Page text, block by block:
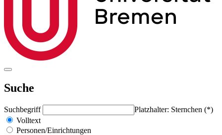
Suche
Suchbegriff
Platzhalter: Sternchen (*)
Volltext
Personen/Einrichtungen